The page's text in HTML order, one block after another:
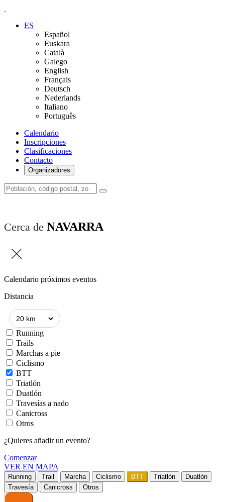
ES
Español
Euskara
Català
Galego
English
Français
Deutsch
Nederlands
Italiano
Português
Calendario
Inscripciones
Clasificaciones
Contacto
Organizadores
Cerca de NAVARRA
Calendario próximos eventos
Distancia
Running
Trails
Marchas a pie
Ciclismo
BTT
Triatlón
Duatlón
Travesías a nado
Canicross
Otros
¿Quieres añadir un evento?
Comenzar
VER EN MAPA
Running Trail Marcha Ciclismo BTT Triatlón
Duatlón
Travesía
Canicross Otros